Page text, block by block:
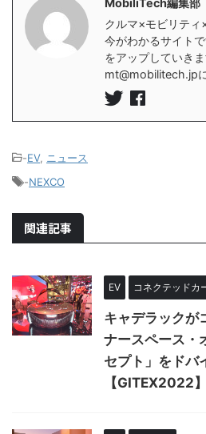
MobiliTech編集部
クルマ×モビリテ
今がわかるサイト
をアップしていき
mt@mobilitech.jp
-EV, ニュース
-NEXCO
関連記事
EV コネクテッドカ
キャデラックが
ナースペース・
セプト」をドバ
【GITEX2022】